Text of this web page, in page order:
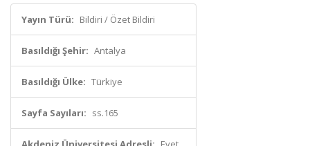
Yayın Türü: Bildiri / Özet Bildiri
Basıldığı Şehir: Antalya
Basıldığı Ülke: Türkiye
Sayfa Sayıları: ss.165